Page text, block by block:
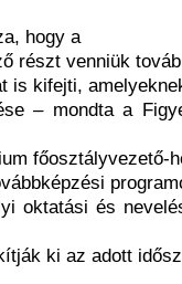
hogy a
részt venniük
is kifejti,
– mondta a
főosztályvezető-
oktatási és
ki az adott